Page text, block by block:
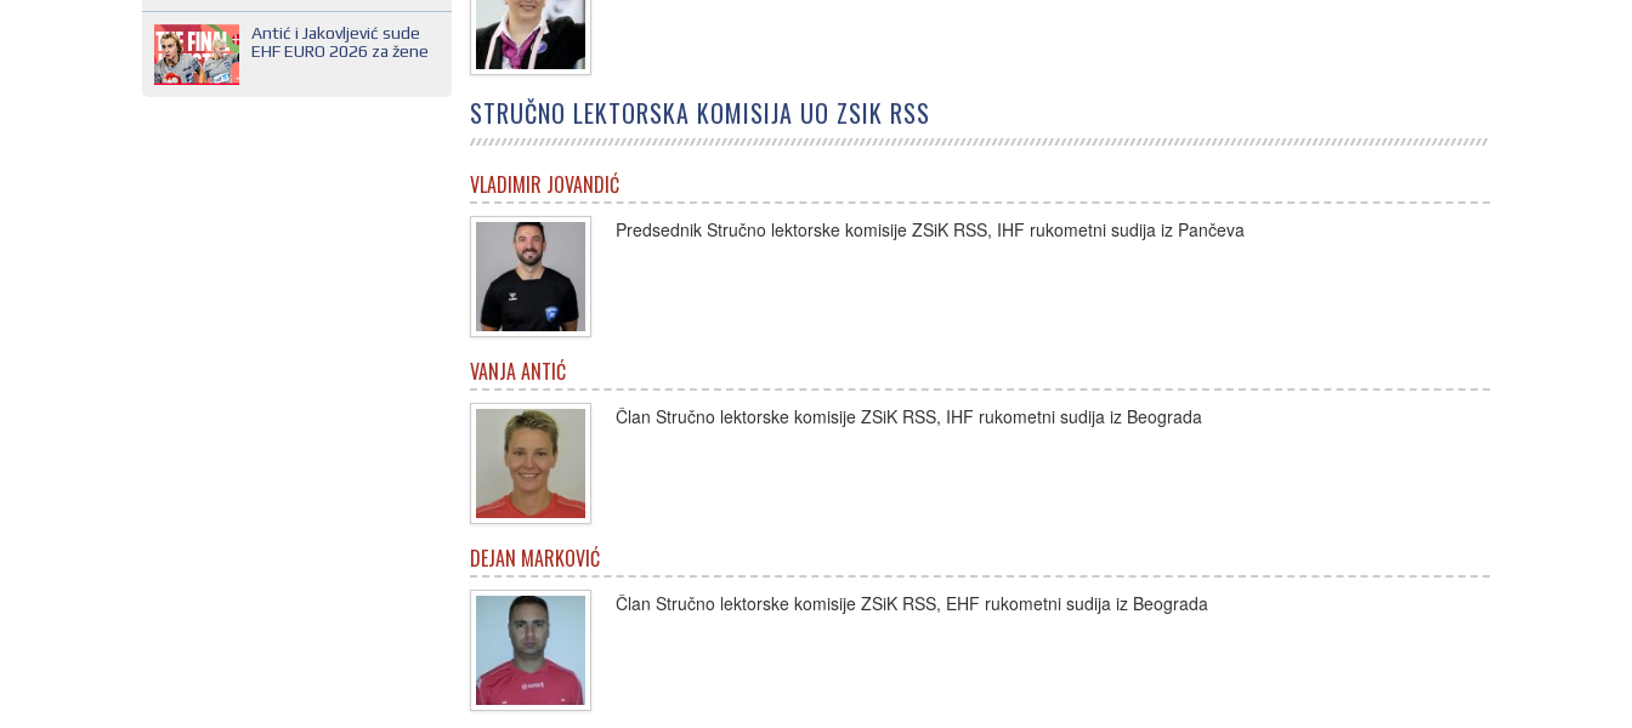
STRUČNO LEKTORSKA KOMISIJA UO ZSIK RSS
VLADIMIR JOVANDIĆ
Predsednik Stručno lektorske komisije ZSiK RSS, IHF rukometni sudija iz Pančeva
VANJA ANTIĆ
Član Stručno lektorske komisije ZSiK RSS, IHF rukometni sudija iz Beograda
DEJAN MARKOVIĆ
Član Stručno lektorske komisije ZSiK RSS, EHF rukometni sudija iz Beograda
Antić i Jakovljević sude
EHF EURO 2026 za žene